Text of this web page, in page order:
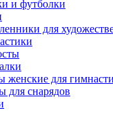
и футболки
для
женские для
для снарядов